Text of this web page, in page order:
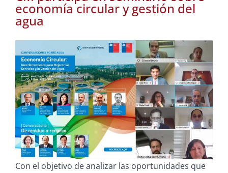
economía circular y gestión del
agua
Con el objetivo de analizar las oportunidades que